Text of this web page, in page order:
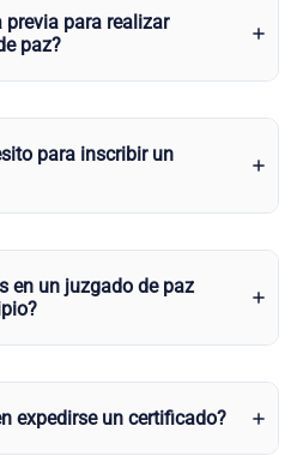
previa para realizar
paz?
para inscribir un
en un juzgado de paz
expedirse un certificado?